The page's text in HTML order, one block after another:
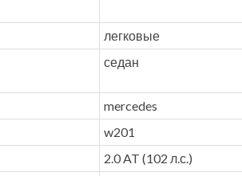
легковые
седан
mercedes
w201
2.0 AT (102 л.с.)